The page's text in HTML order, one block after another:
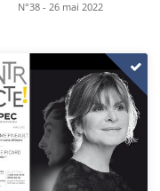
N°38 - 26 mai 2022